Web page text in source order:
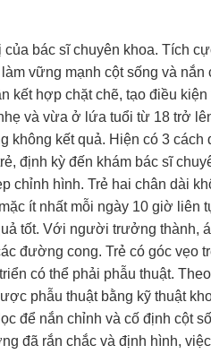
bác sĩ chuyên khoa. Tích
vững mạnh cột sống và
kết hợp chặt chẽ, tạo điều kiện
và vừa ở lứa tuổi từ 18 trở
không kết quả. Hiện có 3 cách
định kỳ đến khám bác sĩ
chỉnh hình. Trẻ hai chân dài
ít nhất mỗi ngày 10 giờ liên
tốt. Với người trưởng thành,
đường cong. Trẻ có góc vẹo
có thể phải phẫu thuật.
phẫu thuật bằng kỹ thuật
để nắn chỉnh và cố định cột
đã rắn chắc và định hình,